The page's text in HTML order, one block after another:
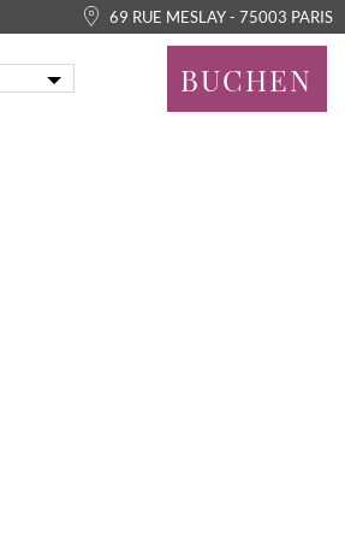
69 RUE MESLAY - 75003 PARIS
BUCHEN